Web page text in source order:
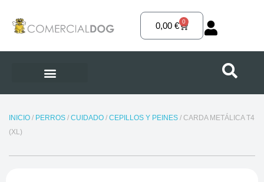
contenido
0,00€ 0
Carrito
INICIO/ PERROS/ CUIDADO/ CEPILLOS Y PEINES/ CARDA METÁLICA T4
(XL)